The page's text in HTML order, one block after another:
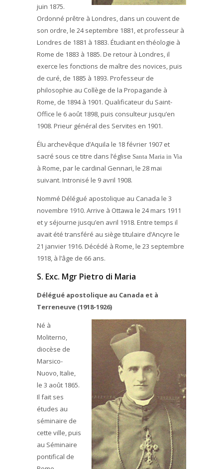
juin 1875.
Ordonné prêtre à Londres, dans un couvent de
son ordre, le 24 septembre 1881, et professeur à
Londres de 1881 à 1883. Étudiant en théologie à
Rome de 1883 à 1885. De retour à Londres, il
exerce les fonctions de maître des novices, puis
de curé, de 1885 à 1893. Professeur de
philosophie au Collège de la Propagande à
Rome, de 1894 à 1901. Qualificateur du Saint-
Office le 6 août 1898, puis consulteur jusqu’en
1908. Prieur général des Servites en 1901.
Élu archevêque d’Aquila le 18 février 1907 et
sacré sous ce titre dans l’église Santa Maria in Via
à Rome, par le cardinal Gennari, le 28 mai
suivant. Intronisé le 9 avril 1908.
Nommé Délégué apostolique au Canada le 3
novembre 1910. Arrive à Ottawa le 24 mars 1911
et y séjourne jusqu’en avril 1918. Entre temps il
avait été transféré au siège titulaire d’Ancyre le
21 janvier 1916. Décédé à Rome, le 23 septembre
1918, à l’âge de 66 ans.
S. Exc. Mgr Pietro di Maria
Délégué apostolique au Canada et à
Terreneuve (1918-1926)
Né à
Moliterno,
diocèse de
Marsico-
Nuovo, Italie,
le 3 août 1865.
Il fait ses
études au
séminaire de
cette ville, puis
au Séminaire
pontifical de